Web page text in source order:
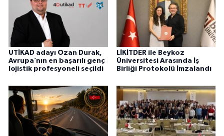
UTİKAD adayı Ozan Durak,
Avrupa’nın en başarılı genç
lojistik profesyoneli seçildi
LİKİTDER ile Beykoz
Üniversitesi Arasında İş
Birliği Protokolü İmzalandı